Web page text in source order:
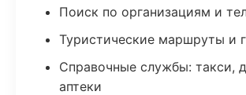
Поиск по организациям и
Туристические маршруты и
Справочные службы: такси,
аптеки